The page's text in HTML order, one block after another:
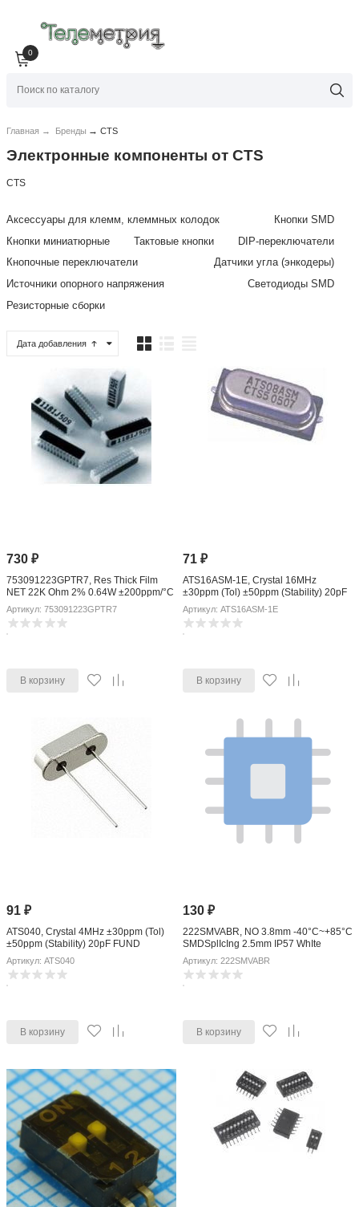
0
Главная → Бренды → CTS
Электронные компоненты от CTS
CTS
Аксессуары для клемм, клеммных колодок
Кнопки SMD
Кнопки миниатюрные
Тактовые кнопки
DIP-переключатели
Кнопочные переключатели
Датчики угла (энкодеры)
Источники опорного напряжения
Светодиоды SMD
Резисторные сборки
Дата добавления
730₽
753091223GPTR7, Res Thick Film
NET 22K Ohm 2% 0.64W ±200ppm/°C
BUS 9-Pin Single Row SMD T/R
Артикул: 753091223GPTR7
В корзину
71 ₽
ATS16ASM-1E, Crystal 16MHz
±30ppm (Tol) ±50ppm (Stability) 20pF
FUND 40Ohm 2-Pin HC-49/US SM
SMD T/R
Артикул: ATS16ASM-1E
В корзину
91₽
ATS040, Crystal 4MHz ±30ppm (Tol)
±50ppm (Stability) 20pF FUND
120Ohm 2-Pin HC-49/US Thru-Hole
Bulk
Артикул: ATS040
В корзину
130 ₽
222SMVABR, NO 3.8mm -40°C~+85°C
SMDSplIcIng 2.5mm IP57 WhIte
Round Button BrIck noggIng 6mm
SPST 1000MOhm 300gf@±50gf SMD
TactIle SwItches
Артикул: 222SMVABR
В корзину